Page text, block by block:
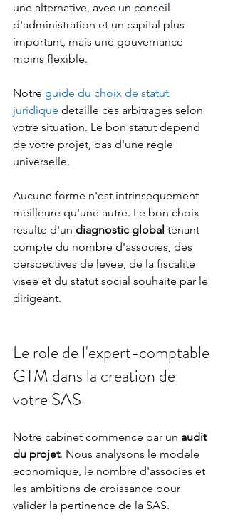
une alternative, avec un conseil
d'administration et un capital plus
important, mais une gouvernance
moins flexible.
Notre guide du choix de statut
juridique detaille ces arbitrages selon
votre situation. Le bon statut depend
de votre projet, pas d'une regle
universelle.
Aucune forme n'est intrinsequement
meilleure qu'une autre. Le bon choix
resulte d'un diagnostic global tenant
compte du nombre d'associes, des
perspectives de levee, de la fiscalite
visee et du statut social souhaite par le
dirigeant.
Le role de l'expert-comptable
GTM dans la creation de
votre SAS
Notre cabinet commence par un audit
du projet. Nous analysons le modele
economique, le nombre d'associes et
les ambitions de croissance pour
valider la pertinence de la SAS.